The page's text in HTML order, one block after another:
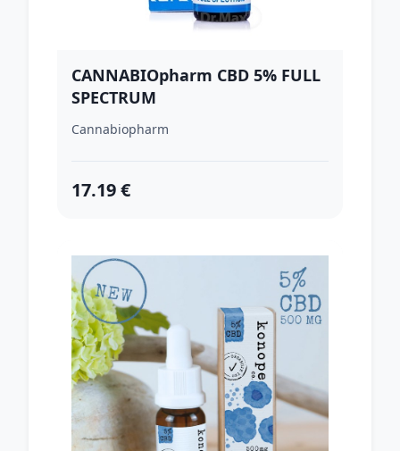
CANNABIOpharm CBD 5% FULL
SPECTRUM
Cannabiopharm
17.19 €